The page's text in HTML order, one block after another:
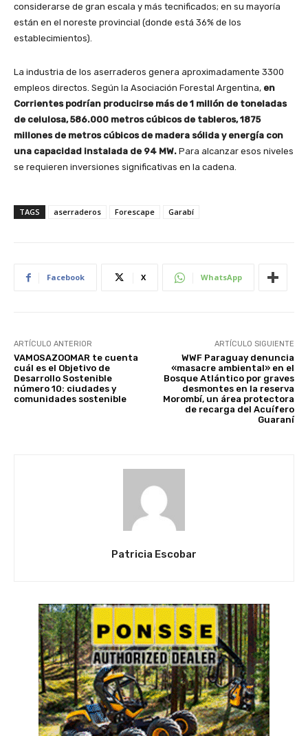
considerarse de gran escala y más tecnificados; en su mayoría
están en el noreste provincial (donde está 36% de los
establecimientos).
La industria de los aserraderos genera aproximadamente 3300
empleos directos. Según la Asociación Forestal Argentina, en
Corrientes podrían producirse más de 1 millón de toneladas
de celulosa, 586.000 metros cúbicos de tableros, 1875
millones de metros cúbicos de madera sólida y energía con
una capacidad instalada de 94 MW. Para alcanzar esos niveles
se requieren inversiones significativas en la cadena.
TAGS aserraderos Forescape Garabí
Facebook X WhatsApp
ARTÍCULO ANTERIOR
VAMOSAZOOMAR te cuenta
cuál es el Objetivo de
Desarrollo Sostenible
número 10: ciudades y
comunidades sostenible
ARTÍCULO SIGUIENTE
WWF Paraguay denuncia
«masacre ambiental» en el
Bosque Atlántico por graves
desmontes en la reserva
Morombí, un área protectora
de recarga del Acuífero
Guaraní
Patricia Escobar